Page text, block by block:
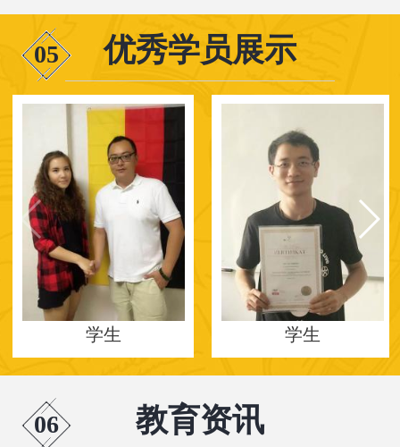
知识的认证
05 优秀学员展示
学生 学生
06 教育资讯